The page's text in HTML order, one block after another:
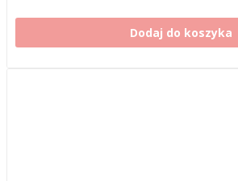
Dodaj do koszyka